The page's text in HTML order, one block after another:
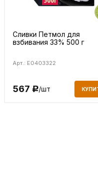
Сливки Петмол для
взбивания 33% 500 г
Арт.: E0403322
567 Р/шт